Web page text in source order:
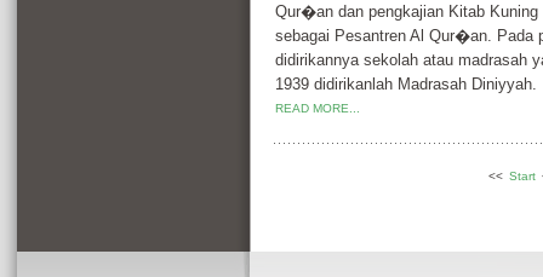
Qur�an dan pengkajian Kitab
sebagai Pesantren Al Qur�an. Pada
didirikannya sekolah atau madrasah
1939 didirikanlah Madrasah Diniyyah.
READ MORE...
<< Start